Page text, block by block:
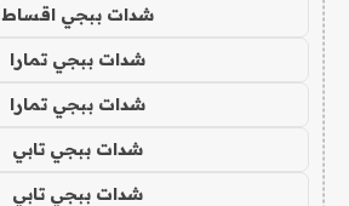
شدات ببجي اقساط
شدات ببجي تمارا
شدات ببجي تمارا
شدات ببجي تابي
شدات ببجي تابي